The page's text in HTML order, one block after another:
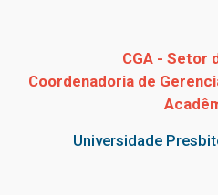
CGA - Setor
Coordenadoria de
Universidade